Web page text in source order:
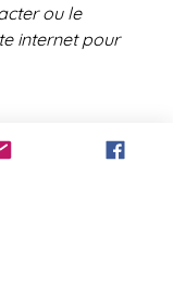
ou le
internet pour